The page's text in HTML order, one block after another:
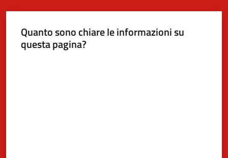
lineQuanto sono chiare le informazioni su
questa pagina?